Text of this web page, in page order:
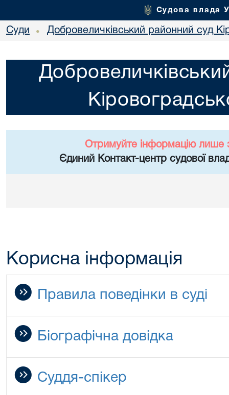
Судова влада
Суди • Добровеличківський районний суд
Отримуйте інформацію лише
Єдиний Контакт-центр судової
Корисна інформація
Правила поведінки в суді
Біографічна довідка
Суддя-спікер